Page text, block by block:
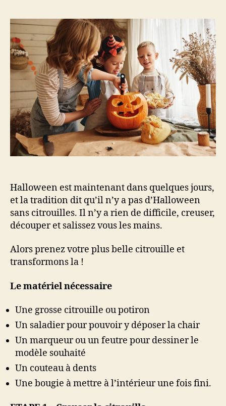
visage
citrouille…
Halloween est maintenant dans quelques jours,
et la tradition dit qu’il n’y a pas d’Halloween
sans citrouilles. Il n’y a rien de difficile, creuser,
découper et salissez vous les mains.
Alors prenez votre plus belle citrouille et
transformons la !
Le matériel nécessaire
Une grosse citrouille ou potiron
Un saladier pour pouvoir y déposer la chair
Un marqueur ou un feutre pour dessiner le
modèle souhaité
Un couteau à dents
Une bougie à mettre à l’intérieur une fois fini.